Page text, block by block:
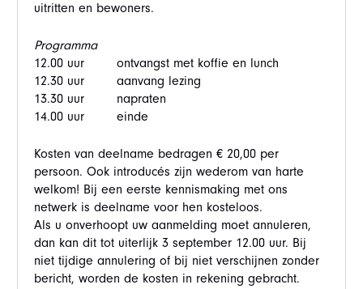
uitritten en bewoners.
Programma
12.00 uur ontvangst met koffie en lunch
12.30 uur aanvang lezing
13.30 uur napraten
14.00 uur einde
Kosten van deelname bedragen € 20,00 per
persoon. Ook introducés zijn wederom van harte
welkom! Bij een eerste kennismaking met ons
netwerk is deelname voor hen kosteloos.
Als u onverhoopt uw aanmelding moet annuleren,
dan kan dit tot uiterlijk 3 september 12.00 uur. Bij
niet tijdige annulering of bij niet verschijnen zonder
bericht, worden de kosten in rekening gebracht.